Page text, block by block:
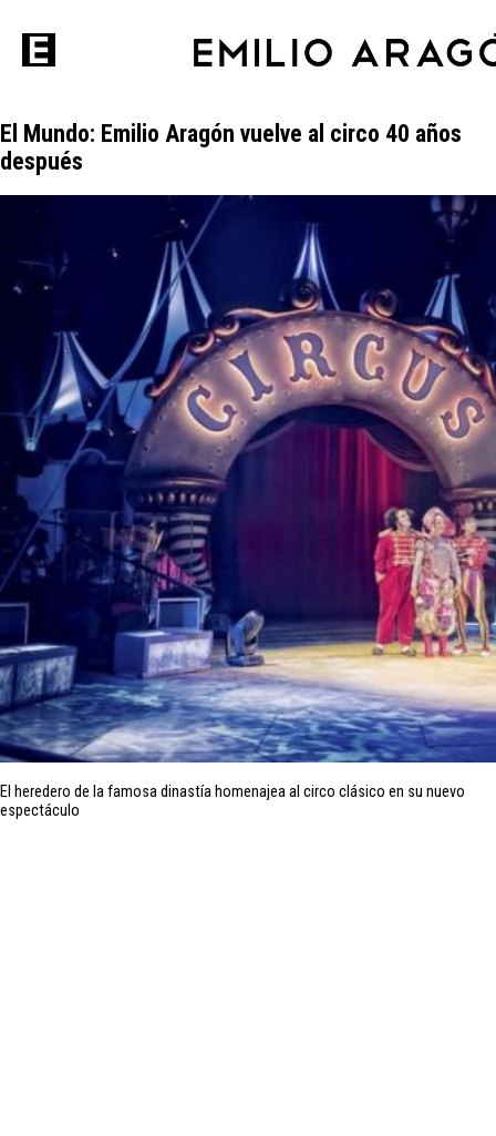
El Mundo: Emilio Aragón vuelve al circo 40 años
después
El heredero de la famosa dinastía homenajea al circo clásico en su nuevo
espectáculo